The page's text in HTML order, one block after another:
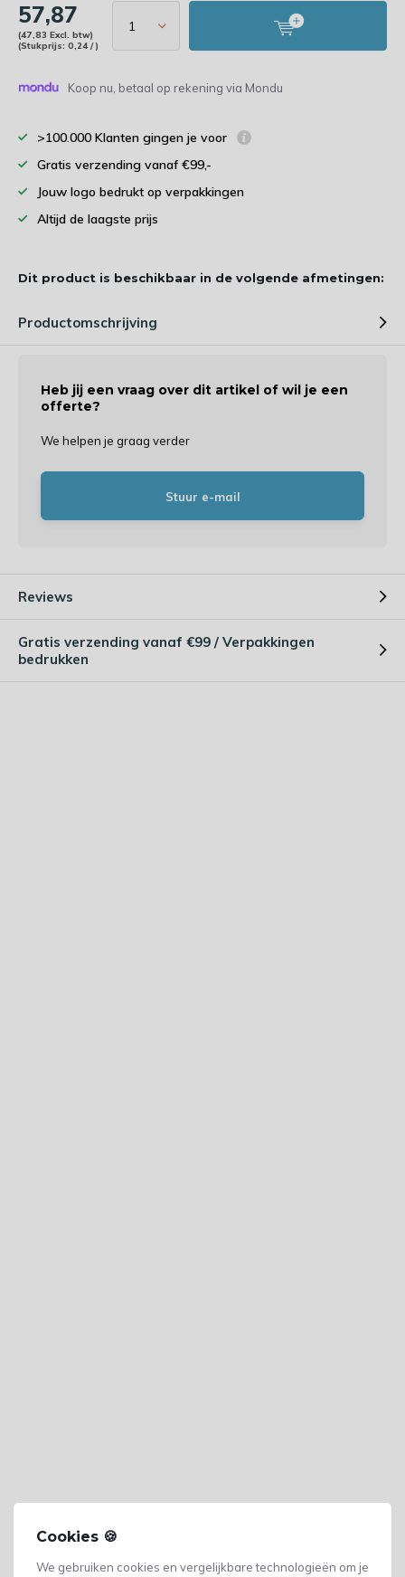
Cookies 🍪
We gebruiken cookies en vergelijkbare technologieën om je
57,87
(47,83 Excl. btw)
(Stukprijs: 0,24 / )
Koop nu, betaal op rekening via Mondu
>100.000 Klanten gingen je voor
Gratis verzending vanaf €99,-
Jouw logo bedrukt op verpakkingen
Altijd de laagste prijs
Dit product is beschikbaar in de volgende afmetingen:
Productomschrijving
Heb jij een vraag over dit artikel of wil je een
offerte?
We helpen je graag verder
Stuur e-mail
Reviews
Gratis verzending vanaf €99 / Verpakkingen
bedrukken